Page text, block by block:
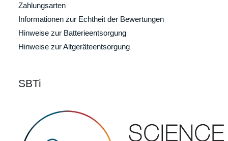
Zahlungsarten
Informationen zur Echtheit der Bewertungen
Hinweise zur Batterieentsorgung
Hinweise zur Altgeräteentsorgung
SBTi